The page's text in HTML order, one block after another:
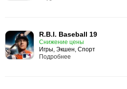
R.B.I. Baseball 19
Снижение цены
Игры, Экшен, Спорт
Подробнее